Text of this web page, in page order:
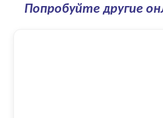
Попробуйте другие